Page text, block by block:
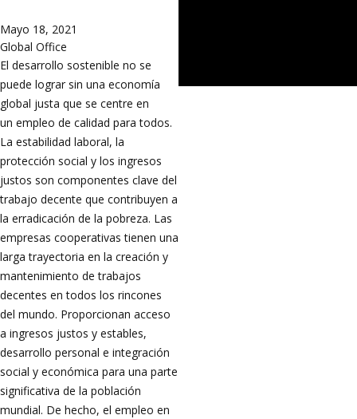
Mayo 18, 2021
Global Office
El desarrollo sostenible no se
puede lograr sin una economía
global justa que se centre en
un empleo de calidad para todos.
La estabilidad laboral, la
protección social y los ingresos
justos son componentes clave del
trabajo decente que contribuyen a
la erradicación de la pobreza. Las
empresas cooperativas tienen una
larga trayectoria en la creación y
mantenimiento de trabajos
decentes en todos los rincones
del mundo. Proporcionan acceso
a ingresos justos y estables,
desarrollo personal e integración
social y económica para una parte
significativa de la población
mundial. De hecho, el empleo en